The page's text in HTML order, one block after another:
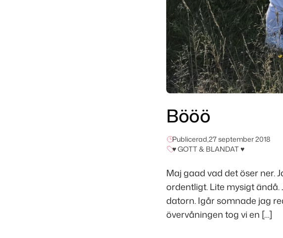
Bööö
Publicerad,27 september 2018
♥ GOTT & BLANDAT ♥
Maj gaad vad det öser ner.
ordentligt. Lite mysigt
datorn. Igår somnade jag
övervåningen tog vi en […]